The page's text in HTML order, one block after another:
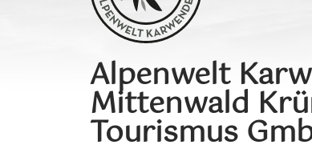
Alpenwelt
Mittenwald
Tourismus